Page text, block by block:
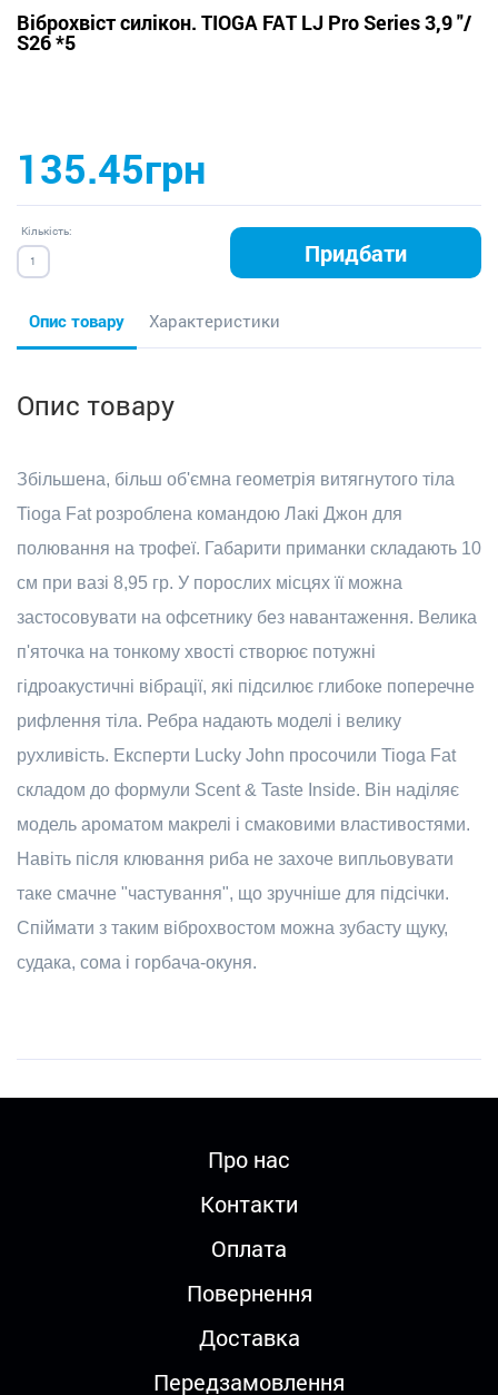
Віброхвіст силікон. TIOGA FAT LJ Pro Series 3,9 "/
S26 *5
135.45грн
Кількість:
Придбати
Опис товару Характеристики
Опис товару
Збільшена, більш об'ємна геометрія витягнутого тіла
Tioga Fat розроблена командою Лакі Джон для
полювання на трофеї. Габарити приманки складають 10
см при вазі 8,95 гр. У порослих місцях її можна
застосовувати на офсетнику без навантаження. Велика
п'яточка на тонкому хвості створює потужні
гідроакустичні вібрації, які підсилює глибоке поперечне
рифлення тіла. Ребра надають моделі і велику
рухливість. Експерти Lucky John просочили Tioga Fat
складом до формули Scent & Taste Inside. Він наділяє
модель ароматом макрелі і смаковими властивостями.
Навіть після клювання риба не захоче випльовувати
таке смачне "частування", що зручніше для підсічки.
Спіймати з таким віброхвостом можна зубасту щуку,
судака, сома і горбача-окуня.
Про нас
Контакти
Оплата
Повернення
Доставка
Передзамовлення